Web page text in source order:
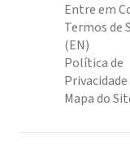
Entre em
Termos de
(EN)
Política de
Mapa do